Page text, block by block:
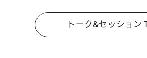
トーク&セッション